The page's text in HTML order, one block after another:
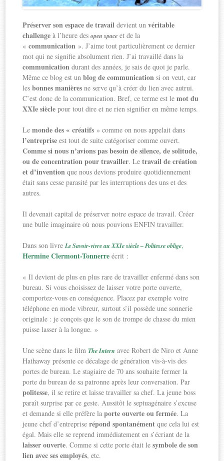
Préserver son espace de travail devient unvéritable
challenge à l’heure desopen space et de la
«communication ». J’aime tout particulièrement ce dernier
mot qui ne signifie absolument rien. J’ai travaillé dans la
communication durant des années, je sais de quoi je parle.
Même ce blog est unblog de communication si on veut, car
lesbonnes manières ne serve qu’à créer du lien avec autrui.
C’est donc de la communication. Bref, ce terme est lemot du
XXIe siècle pour tout dire et ne rien signifier en même temps.
Lemonde des « créatifs » comme on nous appelait dans
l’entreprise est tout de suite catégoriser comme ouvert.
Comme si nous n’avions pas besoin de silence, de solitude,
ou de concentration pour travailler. Letravail de création
et d’invention que nous devions produire quotidiennement
était sans cesse parasité par les interruptions des uns et des
autres.
Il devenait capital de préserver notre espace de travail. Créer
une bulle imaginaire où nous pouvions ENFIN travailler.
Dans son livreLe Savoir-vivre au XXIe siècle – Politesse oblige,
Hermine Clermont-Tonnerre écrit :
« Il devient de plus en plus rare de travailler enfermé dans son
bureau. Si vous choisissez de laisser votre porte ouverte,
comportez-vous en conséquence. Placez par exemple votre
téléphone en mode vibreur, surtout s’il possède une sonnerie
originale : je conçois que le son de trompe de chasse du mien
puisse lasser à la longue. »
Une scène dans le film The Intern avec Robert de Niro et Anne
Hathaway présente ce décalage de génération vis-à-vis des
portes de bureau. Le stagiaire de 70 ans souhaite fermer la
porte du bureau de sa patronne après leur conversation. Par
politesse, il se retire et laisse travailler sa chef. La jeune boss
paraît surprise par ce geste. Aussitôt le septuagénaire s’excuse
et demande si elle préfère laporte ouverte ou fermée. La
jeune chef d’entrepriserépond spontanément que cela lui est
égal. Mais elle se reprend immédiatement en s’écriant de la
laisser ouverte. Comme si cette porte était lesymbole de son
lien avec ses employés, etc.